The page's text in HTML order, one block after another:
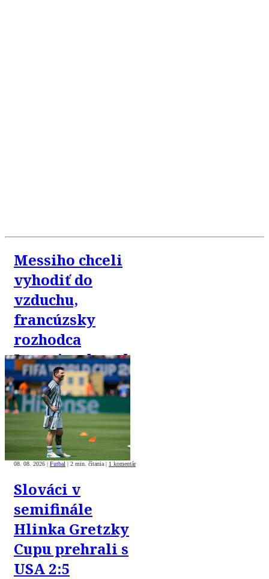
Messiho chceli
vyhodiť do
vzduchu,
francúzsky
rozhodca
Letexier dostal
6000
nenávistných
správ
08. 08. 2026 | Futbal | 2 min. čítania | 1 komentár
Slováci v
semifinále
Hlinka Gretzky
Cupu prehrali s
USA 2:5